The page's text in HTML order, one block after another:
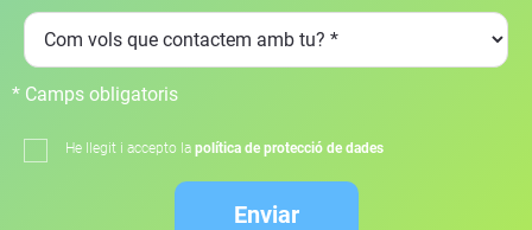
* Camps obligatoris
He llegit i accepto la política de protecció de dades
Enviar